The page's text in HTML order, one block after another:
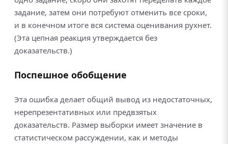
задание, затем они потребуют отменить все сроки,
и в конечном итоге вся система оценивания рухнет.
(Эта цепная реакция утверждается без
доказательств.)
Поспешное обобщение
Эта ошибка делает общий вывод из недостаточных,
нерепрезентативных или предвзятых
доказательств. Размер выборки имеет значение в
статистическом рассуждении, как и методы